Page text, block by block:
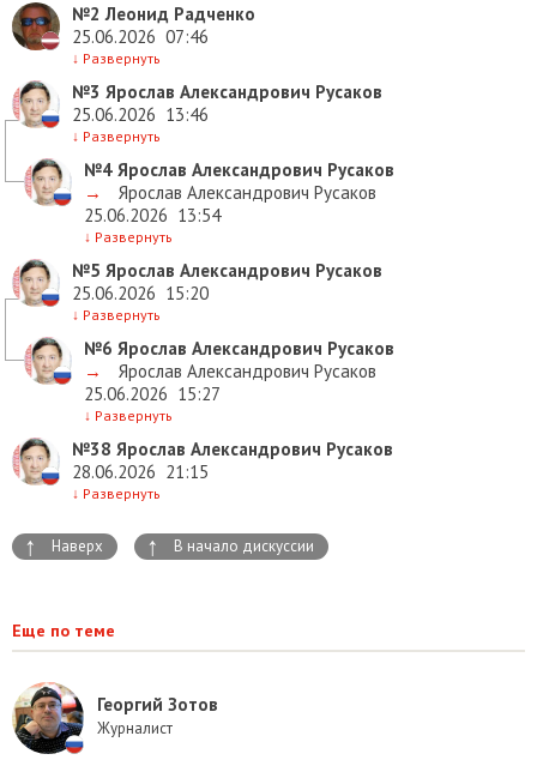
№2 Леонид Радченко
25.06.2026 07:46
↓ Развернуть
№3 Ярослав Александрович Русаков
25.06.2026 13:46
↓ Развернуть
№4 Ярослав Александрович Русаков
→
Ярослав Александрович Русаков
25.06.2026 13:54
↓ Развернуть
№5 Ярослав Александрович Русаков
25.06.2026 15:20
↓ Развернуть
№6 Ярослав Александрович Русаков
→
Ярослав Александрович Русаков
25.06.2026 15:27
↓ Развернуть
№38 Ярослав Александрович Русаков
28.06.2026 21:15
↓ Развернуть
↑ Наверх ↑ В начало дискуссии
Еще по теме
Георгий Зотов
Журналист